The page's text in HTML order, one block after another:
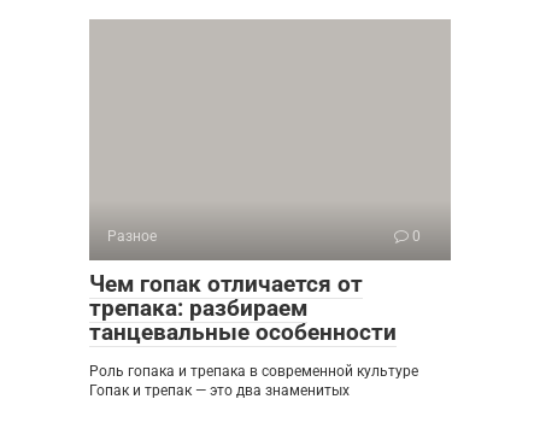
Разное 0
Чем гопак отличается от
трепака: разбираем
танцевальные особенности
Роль гопака и трепака в современной культуре
Гопак и трепак — это два знаменитых